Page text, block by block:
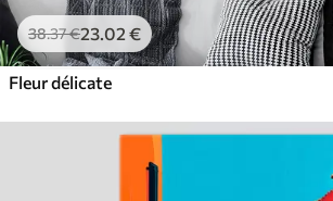
38.37€23.02 €
Fleur délicate